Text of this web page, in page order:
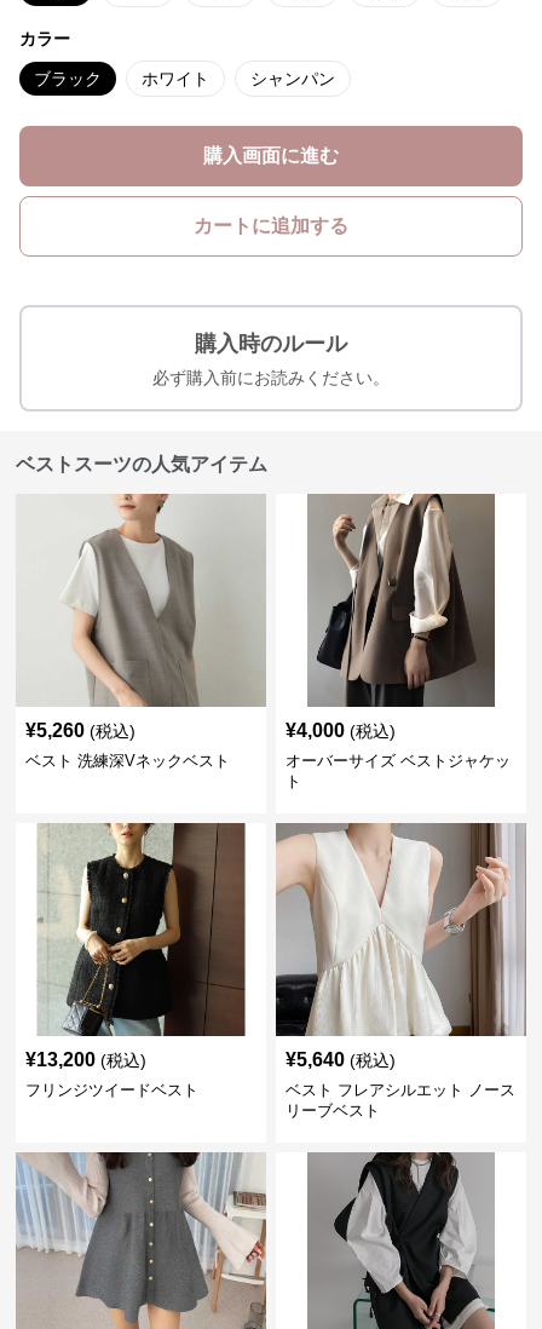
カラー
ブラック ホワイト シャンパン
購入画面に進む
カートに追加する
購入時のルール
必ず購入前にお読みください。
ベストスーツの人気アイテム
¥5,260 (税込)
ベスト 洗練深Vネックベスト
¥4,000 (税込)
オーバーサイズ ベストジャケッ
ト
¥13,200 (税込)
フリンジツイードベスト
¥5,640 (税込)
ベスト フレアシルエット ノース
リーブベスト